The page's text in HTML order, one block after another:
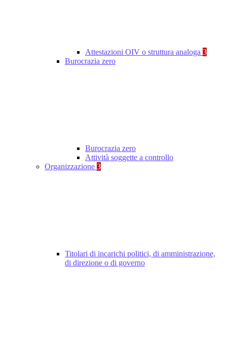
Attestazioni OIV o struttura analoga 3
Burocrazia zero
Burocrazia zero
Attività soggette a controllo
Organizzazione 3
Titolari di incarichi politici, di amministrazione,
di direzione o di governo